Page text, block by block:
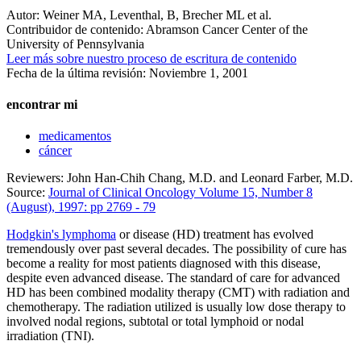
Autor: Weiner MA, Leventhal, B, Brecher ML et al.
Contribuidor de contenido: Abramson Cancer Center of the
University of Pennsylvania
Leer más sobre nuestro proceso de escritura de contenido
Fecha de la última revisión: Noviembre 1, 2001
encontrar mi
medicamentos
cáncer
Reviewers: John Han-Chih Chang, M.D. and Leonard Farber, M.D.
Source: Journal of Clinical Oncology Volume 15, Number 8
(August), 1997: pp 2769 - 79
Hodgkin's lymphoma or disease (HD) treatment has evolved
tremendously over past several decades. The possibility of cure has
become a reality for most patients diagnosed with this disease,
despite even advanced disease. The standard of care for advanced
HD has been combined modality therapy (CMT) with radiation and
chemotherapy. The radiation utilized is usually low dose therapy to
involved nodal regions, subtotal or total lymphoid or nodal
irradiation (TNI).